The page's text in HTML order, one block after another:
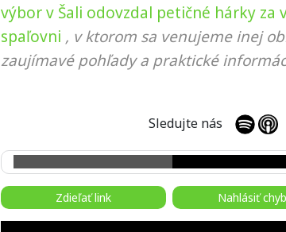
výbor v Šali odovzdal petičné hárky za
spaľovni , v ktorom sa venujeme inej
zaujímavé pohľady a praktické
Sledujte nás
Zdieľať link Nahlásiť